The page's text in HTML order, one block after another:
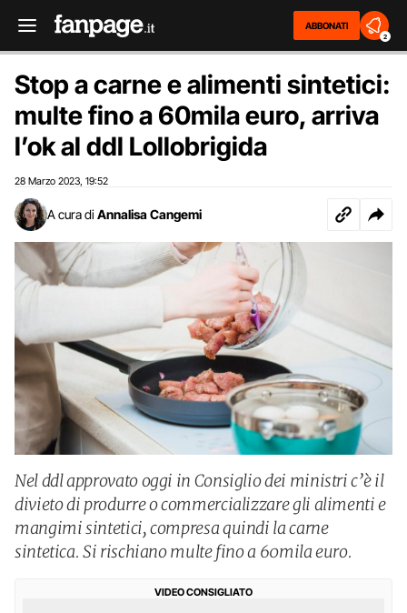
ABBONATI
2
Stop a carne e alimenti sintetici:
multe fino a 60mila euro, arriva
l’ok al ddl Lollobrigida
28 Marzo 2023 19:52
A cura di Annalisa Cangemi
Nel ddl approvato oggi in Consiglio dei ministri c’è il
divieto di produrre o commercializzare gli alimenti e
mangimi sintetici, compresa quindi la carne
sintetica. Si rischiano multe fino a 60mila euro.
VIDEO CONSIGLIATO